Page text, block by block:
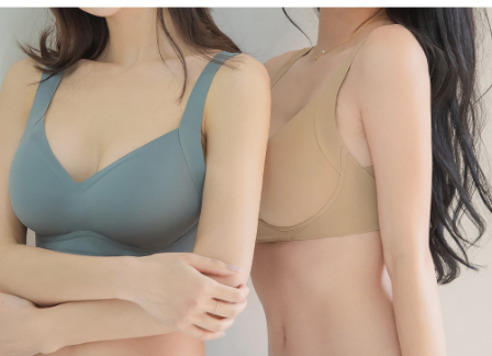
프 하세요!